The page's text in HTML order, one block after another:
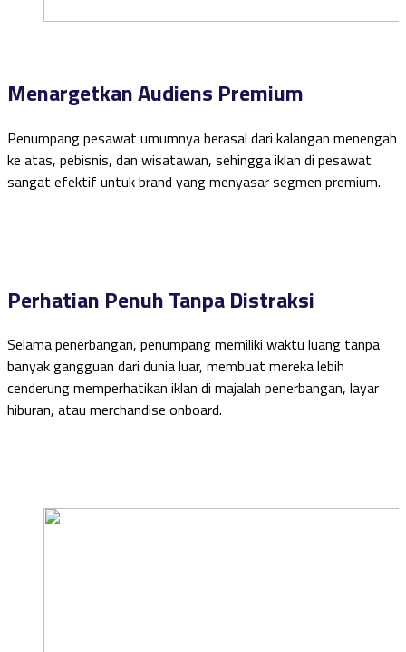
Menargetkan Audiens Premium
Penumpang pesawat umumnya berasal dari kalangan menengah
ke atas, pebisnis, dan wisatawan, sehingga iklan di pesawat
sangat efektif untuk brand yang menyasar segmen premium.
Perhatian Penuh Tanpa Distraksi
Selama penerbangan, penumpang memiliki waktu luang tanpa
banyak gangguan dari dunia luar, membuat mereka lebih
cenderung memperhatikan iklan di majalah penerbangan, layar
hiburan, atau merchandise onboard.